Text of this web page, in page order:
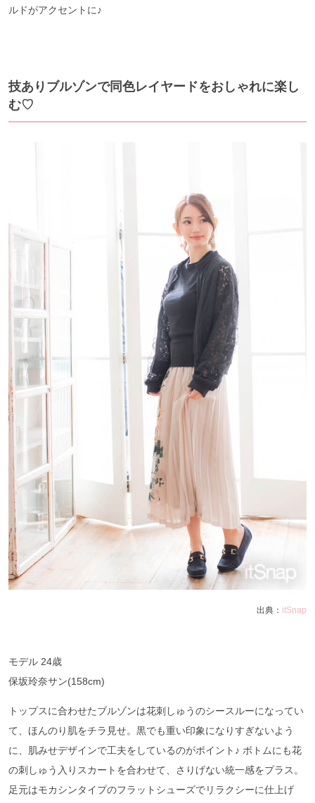
ルドがアクセントに♪
技ありブルゾンで同色レイヤードをおしゃれに楽し
む♡
出典： itSnap
モデル 24歳
保坂玲奈サン(158cm)
トップスに合わせたブルゾンは花刺しゅうのシースルーになってい
て、ほんのり肌をチラ見せ。黒でも重い印象になりすぎないよう
に、肌みせデザインで工夫をしているのがポイント♪ ボトムにも花
の刺しゅう入りスカートを合わせて、さりげない統一感をプラス。
足元はモカシンタイプのフラットシューズでリラクシーに仕上げ